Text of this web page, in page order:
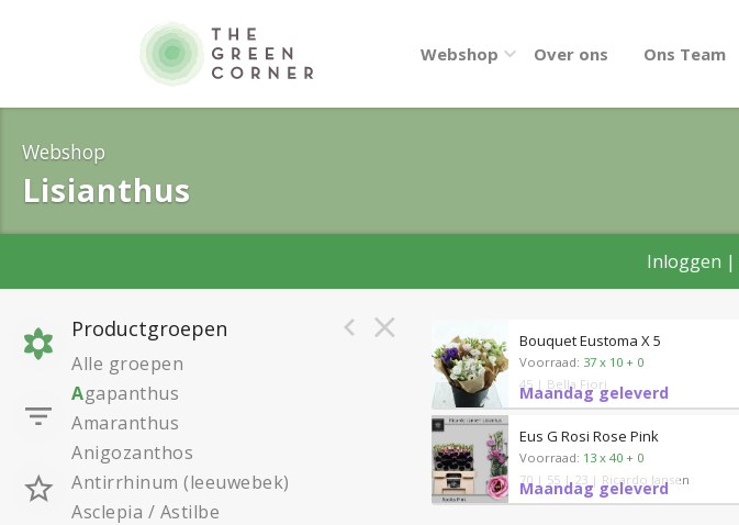
Webshop Over ons Ons Team
Webshop
Lisianthus
Inloggen |
Productgroepen
Alle groepen
Agapanthus
Amaranthus
Anigozanthos
Antirrhinum (leeuwebek)
Asclepia / Astilbe
Maandag geleverd
Bouquet Eustoma X 5
Voorraad: 37 x 10 + 0
45 | Bella Fiori
Maandag geleverd
Eus G Rosi Rose Pink
Voorraad: 13 x 40 + 0
70 | 55 | 23 | Ricardo Jansen